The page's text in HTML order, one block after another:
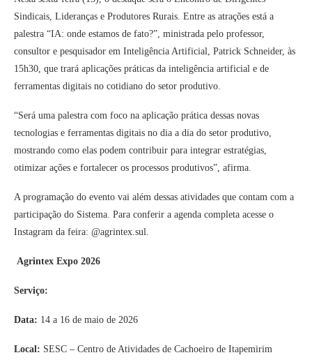
Sindicais, Lideranças e Produtores Rurais. Entre as atrações está a
palestra “IA: onde estamos de fato?”, ministrada pelo professor,
consultor e pesquisador em Inteligência Artificial, Patrick Schneider, às
15h30, que trará aplicações práticas da inteligência artificial e de
ferramentas digitais no cotidiano do setor produtivo.
“Será uma palestra com foco na aplicação prática dessas novas
tecnologias e ferramentas digitais no dia a dia do setor produtivo,
mostrando como elas podem contribuir para integrar estratégias,
otimizar ações e fortalecer os processos produtivos”, afirma.
A programação do evento vai além dessas atividades que contam com a
participação do Sistema. Para conferir a agenda completa acesse o
Instagram da feira: @agrintex.sul.
Agrintex Expo 2026
Serviço:
Data: 14 a 16 de maio de 2026
Local: SESC – Centro de Atividades de Cachoeiro de Itapemirim